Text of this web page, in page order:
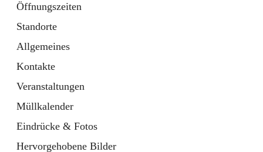
Öffnungszeiten
Standorte
Allgemeines
Kontakte
Veranstaltungen
Müllkalender
Eindrücke & Fotos
Hervorgehobene Bilder
Tab
Gemeindezeitung
Ordner
öffnet
in
neuem
Tab
Hauptadresse